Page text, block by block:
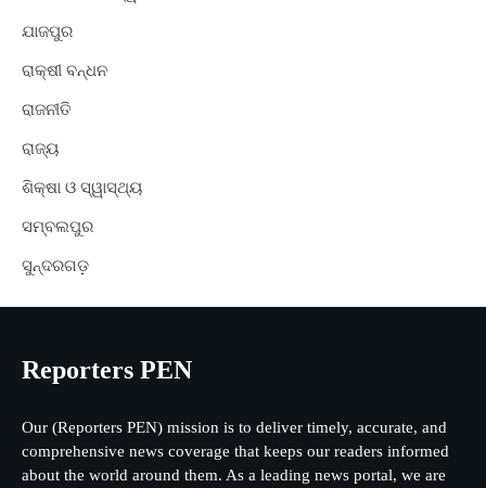
ଯାଜପୁର
ରାକ୍ଷୀ ବନ୍ଧନ
ରାଜନୀତି
ରାଜ୍ୟ
ଶିକ୍ଷା ଓ ସ୍ୱାସ୍ଥ୍ୟ
ସମ୍ବଲପୁର
ସୁନ୍ଦରଗଡ଼
Reporters PEN
Our (Reporters PEN) mission is to deliver timely, accurate, and
comprehensive news coverage that keeps our readers informed
about the world around them. As a leading news portal, we are